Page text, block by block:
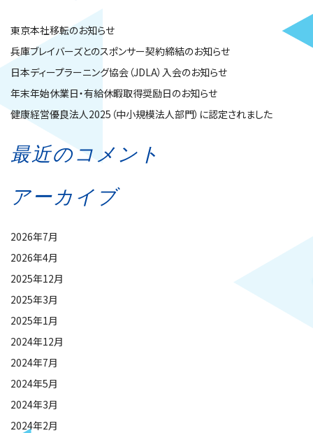
東京本社移転のお知らせ
兵庫ブレイバーズとのスポンサー契約締結のお知らせ
日本ディープラーニング協会（JDLA）入会のお知らせ
年末年始休業日・有給休暇取得奨励日のお知らせ
健康経営優良法人2025（中小規模法人部門）に認定されました
最近のコメント
アーカイブ
2026年7月
2026年4月
2025年12月
2025年3月
2025年1月
2024年12月
2024年7月
2024年5月
2024年3月
2024年2月